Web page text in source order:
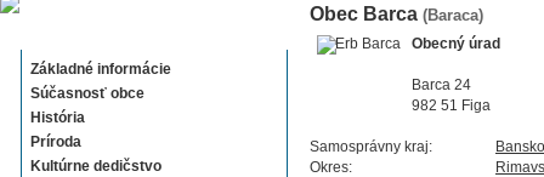
Základné informácie
Súčasnosť obce
História
Príroda
Kultúrne dedičstvo
Obec Barca (Baraca)
Obecný úrad
Barca 24
982 51 Figa
Samosprávny kraj:
Okres: